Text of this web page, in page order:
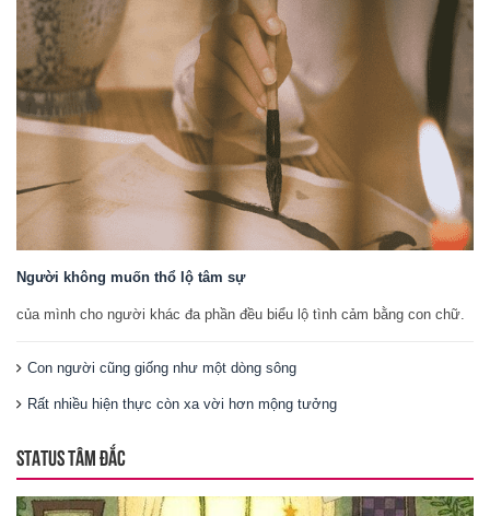
Người không muốn thổ lộ tâm sự
của mình cho người khác đa phần đều biểu lộ tình cảm bằng con chữ.
Con người cũng giống như một dòng sông
Rất nhiều hiện thực còn xa vời hơn mộng tưởng
STATUS TÂM ĐẮC